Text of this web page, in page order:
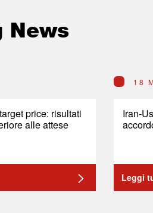
News
price: risultati
alle attese
18
Iran-
Leggi